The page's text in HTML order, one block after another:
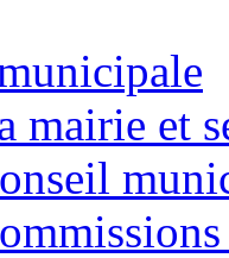
mairie et